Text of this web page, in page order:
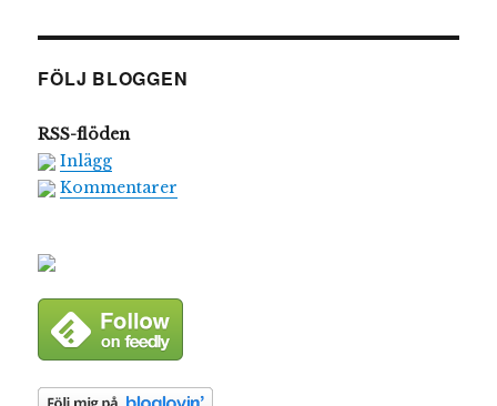
FÖLJ BLOGGEN
RSS-flöden
Inlägg
Kommentarer